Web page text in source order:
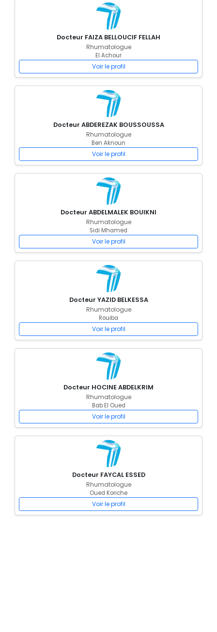
Docteur FAIZA BELLOUCIF FELLAH
Rhumatologue
El Achour
Voir le profil
Docteur ABDEREZAK BOUSSOUSSA
Rhumatologue
Ben Aknoun
Voir le profil
Docteur ABDELMALEK BOUIKNI
Rhumatologue
Sidi Mhamed
Voir le profil
Docteur YAZID BELKESSA
Rhumatologue
Rouiba
Voir le profil
Docteur HOCINE ABDELKRIM
Rhumatologue
Bab El Oued
Voir le profil
Docteur FAYCAL ESSED
Rhumatologue
Oued Koriche
Voir le profil